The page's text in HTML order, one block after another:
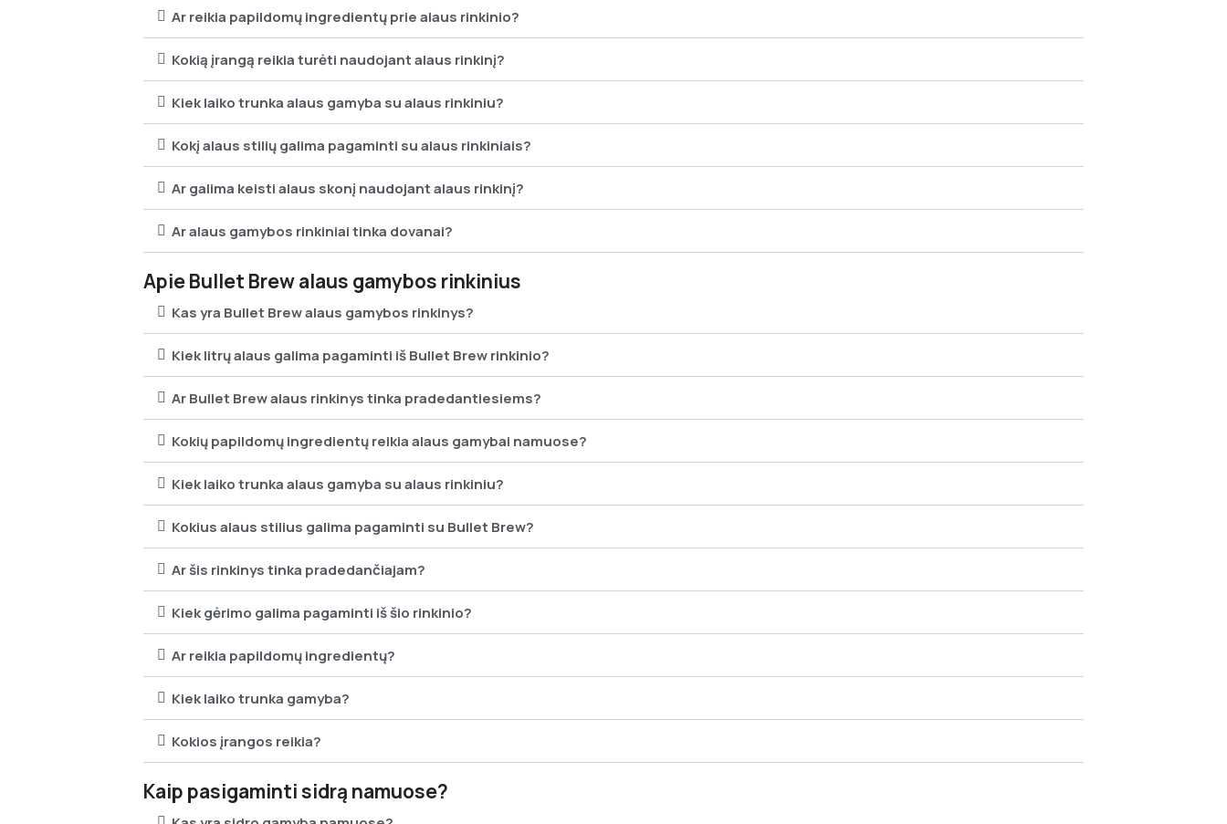
Ar reikia papildomų ingredientų prie alaus rinkinio?
Kokią įrangą reikia turėti naudojant alaus rinkinį?
Kiek laiko trunka alaus gamyba su alaus rinkiniu?
Kokį alaus stilių galima pagaminti su alaus rinkiniais?
Ar galima keisti alaus skonį naudojant alaus rinkinį?
Ar alaus gamybos rinkiniai tinka dovanai?
Apie Bullet Brew alaus gamybos rinkinius
Kas yra Bullet Brew alaus gamybos rinkinys?
Kiek litrų alaus galima pagaminti iš Bullet Brew rinkinio?
Ar Bullet Brew alaus rinkinys tinka pradedantiesiems?
Kokių papildomų ingredientų reikia alaus gamybai namuose?
Kiek laiko trunka alaus gamyba su alaus rinkiniu?
Kokius alaus stilius galima pagaminti su Bullet Brew?
Ar šis rinkinys tinka pradedančiajam?
Kiek gėrimo galima pagaminti iš šio rinkinio?
Ar reikia papildomų ingredientų?
Kiek laiko trunka gamyba?
Kokios įrangos reikia?
Kaip pasigaminti sidrą namuose?